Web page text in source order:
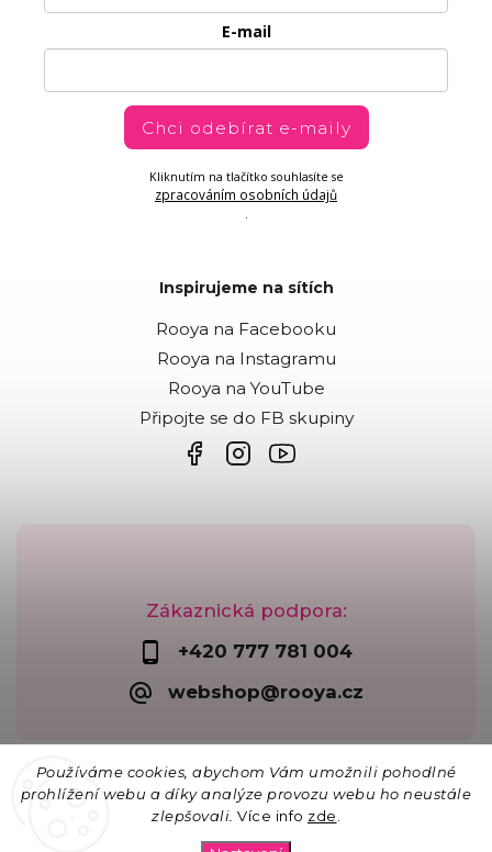
Používáme cookies, abychom Vám umožnili pohodlné
prohlížení webu a díky analýze provozu webu ho neustále
zlepšovali. Více info zde
Zákaznická podpora:
+420 777 781 004
webshop@rooya.cz
E-mail
Chci odebírat e-maily
Kliknutím na tlačítko souhlasíte se
zpracováním osobních údajů
.
Inspirujeme na sítích
Rooya na Facebooku
Rooya na Instagramu
Rooya na YouTube
Připojte se do FB skupiny